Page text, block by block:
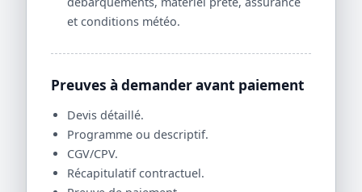
et conditions météo.
Preuves à demander avant paiement
Devis détaillé.
Programme ou descriptif.
CGV/CPV.
Récapitulatif contractuel.